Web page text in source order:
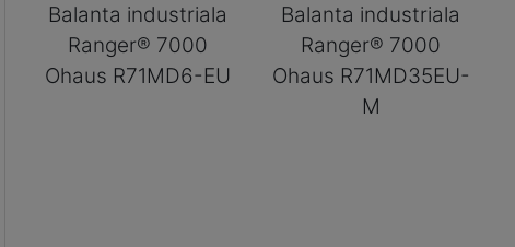
Balanta industriala
Ranger® 7000
Ohaus R71MD6-EU
Balanta industriala
Ranger® 7000
Ohaus R71MD35EU-
M